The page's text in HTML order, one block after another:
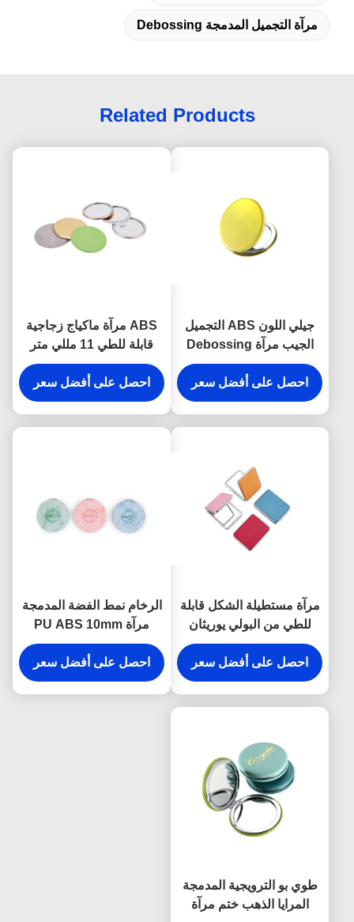
مرآة التجميل المدمجة Debossing
Related Products
جيلي اللون ABS التجميل
الجيب مرآة Debossing
10mm سمك مرآة اليد
الصغيرة
احصل على أفضل سعر
ABS مرآة ماكياج زجاجية
قابلة للطي 11 مللي متر
مرآة مدمجة شعار بو الجلود
احصل على أفضل سعر
مرآة مستطيلة الشكل قابلة
للطي من البولي يوريثان
بجيب مستحضرات التجميل
بسماكة 11 ملم
احصل على أفضل سعر
الرخام نمط الفضة المدمجة
مرآة PU ABS 10mm
سمك مرآة ماكياج قابلة
للطي
احصل على أفضل سعر
طوي بو الترويجية المدمجة
المرايا الذهب ختم مرآة